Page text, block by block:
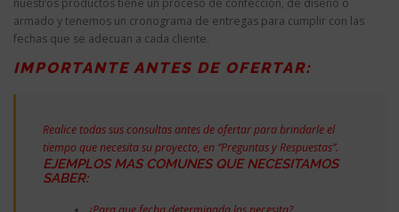
nuestros productos tiene un proceso de confección, de diseño o
armado y tenemos un cronograma de entregas para cumplir con las
fechas que se adecuan a cada cliente.
IMPORTANTE ANTES DE OFERTAR:
Realice todas sus consultas antes de ofertar para brindarle el
tiempo que necesita su proyecto, en “Preguntas y Respuestas”.
EJEMPLOS MAS COMUNES QUE NECESITAMOS
SABER: